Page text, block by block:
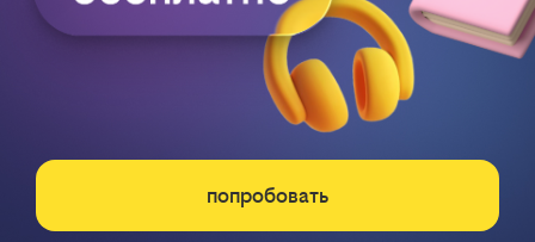
попробовать